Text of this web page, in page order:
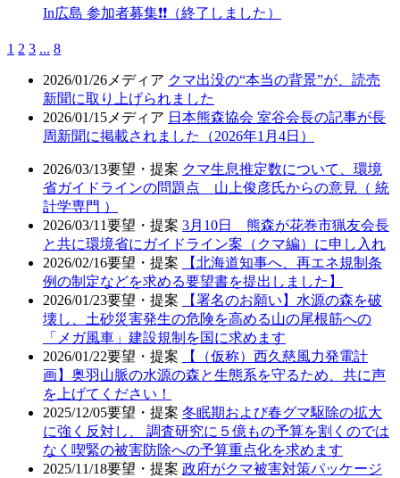
In広島 参加者募集❗❗（終了しました）
1 2 3 ... 8
2026/01/26 メディア クマ出没の“本当の背景”が、読売
新聞に取り上げられました
2026/01/15 メディア 日本熊森協会 室谷会長の記事が長
周新聞に掲載されました（2026年1月4日）
2026/03/13要望・提案 クマ生息推定数について、環境
省ガイドラインの問題点 山上俊彦氏からの意見（ 統
計学専門 ）
2026/03/11要望・提案 3月10日 熊森が花巻市猟友会長
と共に環境省にガイドライン案（クマ編）に申し入れ
2026/02/16要望・提案
【北海道知事へ、再エネ規制条
例の制定などを求める要望書を提出しました】
2026/01/23要望・提案
【署名のお願い】水源の森を破
壊し、土砂災害発生の危険を高める山の尾根筋への
「メガ風車」建設規制を国に求めます
2026/01/22要望・提案
【（仮称）西久慈風力発電計
画】奥羽山脈の水源の森と生態系を守るため、共に声
を上げてください！
2025/12/05要望・提案 冬眠期および春グマ駆除の拡大
に強く反対し、 調査研究に５億もの予算を割くのでは
なく喫緊の被害防除への予算重点化を求めます
2025/11/18要望・提案 政府がクマ被害対策パッケージ